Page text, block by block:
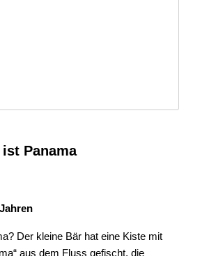
Panama
Der kleine Bär hat eine Kiste mit
aus dem Fluss gefischt, die